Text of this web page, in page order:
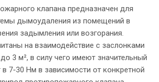
клапана предназначен для
дымоудаления из помещений в
задымления или возгорания.
на взаимодействие с заслонками
3 м², в силу чего имеют значительный
7-30 Нм в зависимости от конкретной